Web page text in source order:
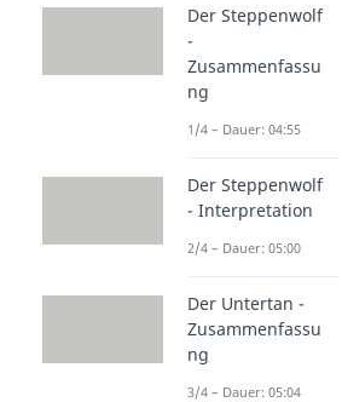
Der Steppenwolf
-
Zusammenfassu
ng
1/4 – Dauer: 04:55
Der Steppenwolf
- Interpretation
2/4 – Dauer: 05:00
Der Untertan -
Zusammenfassu
ng
3/4 – Dauer: 05:04